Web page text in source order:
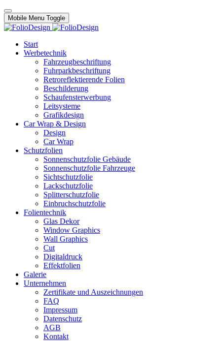
Mobile Menu Toggle
Start
Werbetechnik
Fahrzeugbeschriftung
Fuhrparkbeschriftung
Retroreflektierende Folien
Beschilderung
Schaufensterwerbung
Leitsysteme
Grafikdesign
Car Wrap & Design
Design
Car Wrap
Schutzfolien
Sonnenschutzfolie Gebäude
Sonnenschutzfolie Fahrzeuge
Sichtschutzfolie
Lackschutzfolie
Splitterschutzfolie
Einbruchschutzfolie
Folientechnik
Glas Dekor
Window Graphics
Wall Graphics
Cut
Digitaldruck
Effektfolien
Galerie
Unternehmen
Zertifikate und Auszeichnungen
FAQ
Impressum
Datenschutz
AGB
Kontakt